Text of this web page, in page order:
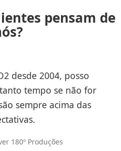
pensam de
desde 2004, posso
tempo se não for
sempre acima das
180º Produções